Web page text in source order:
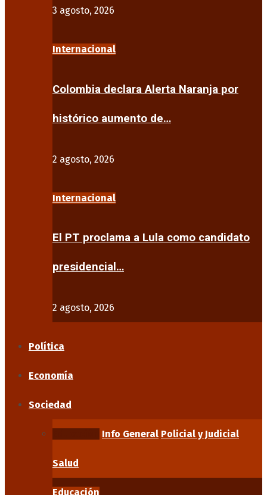
3 agosto, 2026
Internacional
Colombia declara Alerta Naranja por
histórico aumento de…
2 agosto, 2026
Internacional
El PT proclama a Lula como candidato
presidencial…
2 agosto, 2026
Política
Economía
Sociedad
Info General Policial y Judicial
Salud
Educación